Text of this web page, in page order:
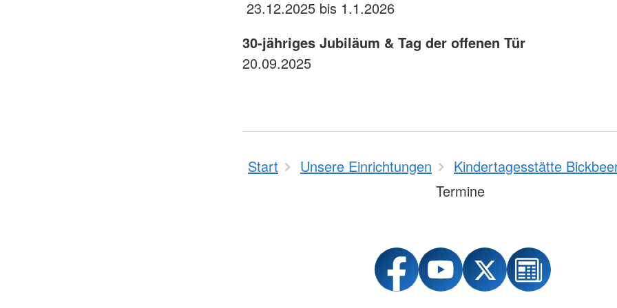
23.12.2025 bis 1.1.2026
30-jähriges Jubiläum & Tag der offenen Tür
20.09.2025
Start Unsere Einrichtungen
Kindertagesstätte
Termine